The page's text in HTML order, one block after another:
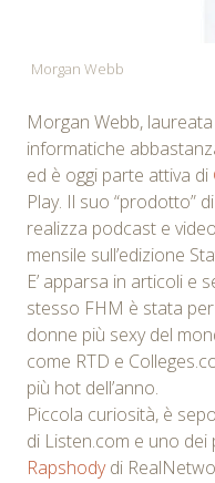
Morgan Webb
Morgan Webb,
informatiche
ed è oggi parte attiva di
Play. Il suo “prodotto”
realizza podcast e
mensile sull’edizione
E’ apparsa in articoli e
stesso FHM è stata
donne più sexy del
come RTD e
più hot dell’anno.
Piccola curiosità, è
di Listen.com e uno
Rapshodydi